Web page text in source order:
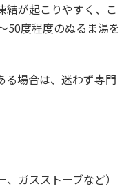
結が起こりやすく、こ
50度程度のぬるま湯を
る場合は、迷わず専門
ガスストーブなど）